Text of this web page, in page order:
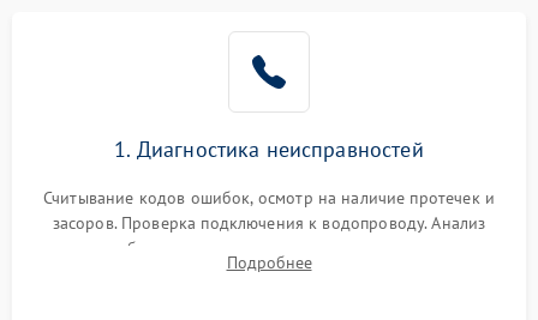
1. Диагностика неисправностей
Считывание кодов ошибок, осмотр на наличие протечек и
засоров. Проверка подключения к водопроводу. Анализ
жалоб на отсутствие слива, нагрева, вращения
разбрызгивателей или срабатывание системы защиты
Подробнее